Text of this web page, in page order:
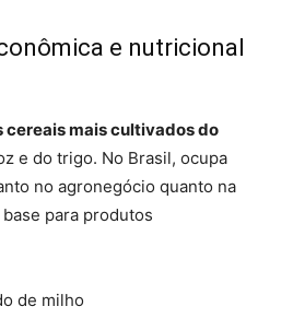
e nutricional
cereais mais cultivados do
e do trigo. No Brasil, ocupa
no agronegócio quanto na
para produtos
de milho